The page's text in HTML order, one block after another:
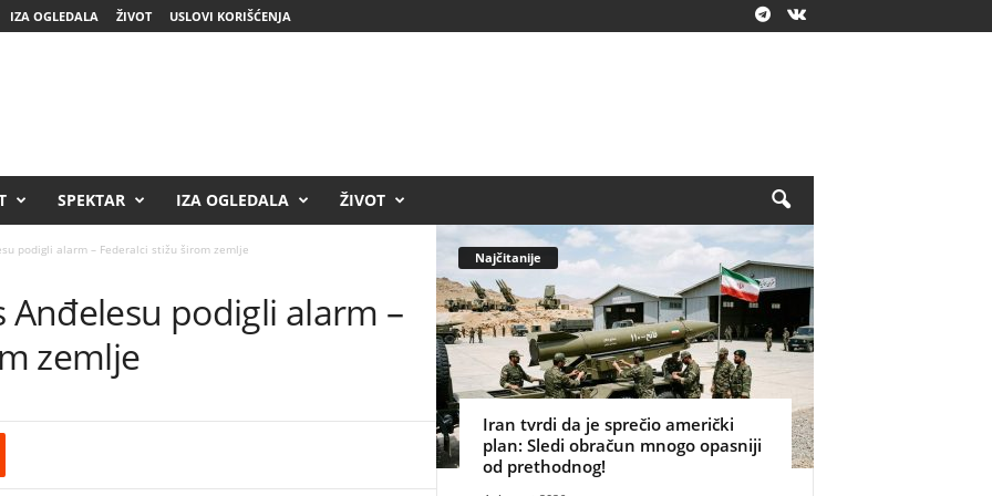
IZA OGLEDALA ŽIVOT USLOVI KORIŠĆENJA
SPEKTAR IZA OGLEDALA ŽIVOT
podigli alarm – Federalci stižu širom zemlje
Anđelesu podigli alarm –
zemlje
Najčitanije
Iran tvrdi da je sprečio američki
plan: Sledi obračun mnogo opasniji
od prethodnog!